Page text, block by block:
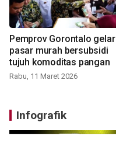
Pemprov Gorontalo gelar
pasar murah bersubsidi
tujuh komoditas pangan
Rabu, 11 Maret 2026
Infografik